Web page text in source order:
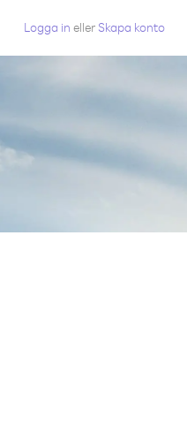
Logga in eller Skapa konto